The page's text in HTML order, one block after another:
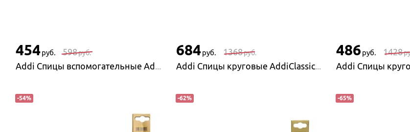
454руб. 598руб.
Addi Спицы вспомогательные Addi для вязания кос и жгутов 2,5 мм и 4 мм
684 руб. 1368руб.
Addi Спицы круговые AddiClassic супергладкие
486 руб. 1428
-54% -62% -65%